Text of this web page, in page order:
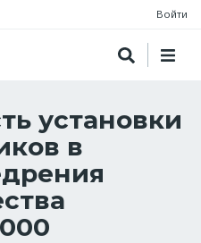
Войти
установки
в